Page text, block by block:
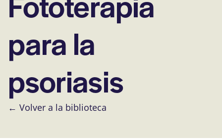
para la
psoriasis
← Volver a la biblioteca